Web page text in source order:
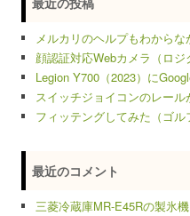
メルカリのヘルプもわから
顔認証対応Webカメラ（ロジ
Legion Y700（2023）に
スイッチジョイコンのレー
フィッテングしてみた（ゴ
最近のコメント
三菱冷蔵庫MR-E45Rの製氷